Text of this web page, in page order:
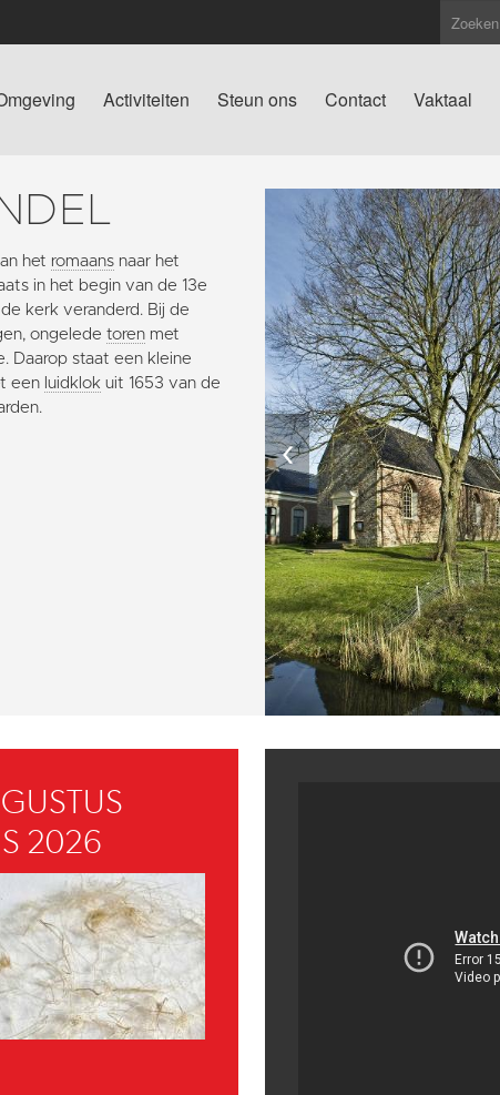
Activiteiten Steun ons Contact Vaktaal
het romaans naar het
in het begin van de 13e
kerk veranderd. Bij de
ongelede toren met
Daarop staat een kleine
een luidklok uit 1653 van de
‹
2026